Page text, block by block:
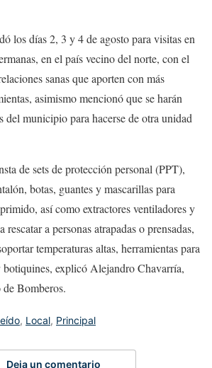
los días 2, 3 y 4 de agosto para visitas en
en el país vecino del norte, con el
sanas que aporten con más
asimismo mencionó que se harán
del municipio para hacerse de otra unidad
de sets de protección personal (PPT),
botas, guantes y mascarillas para
así como extractores ventiladores y
rescatar a personas atrapadas o prensadas,
temperaturas altas, herramientas para
botiquines, explicó Alejandro Chavarría,
de Bomberos.
, Local, Principal
Deja un comentario